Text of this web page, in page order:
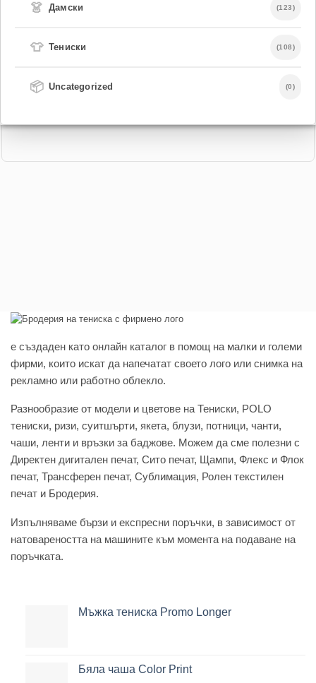
👗 Дамски (123)
👕 Тениски (108)
📦 Uncategorized (0)
e създаден като онлайн каталог в помощ на малки и големи
фирми, които искат да напечатат своето лого или снимка на
рекламно или работно облекло.
Разнообразие от модели и цветове на Тениски, POLO
тениски, ризи, суитшърти, якета, блузи, потници, чанти,
чаши, ленти и връзки за баджове. Можем да сме полезни с
Директен дигитален печат, Сито печат, Щампи, Флекс и Флок
печат, Трансферен печат, Сублимация, Ролен текстилен
печат и Бродерия.
Изпълняваме бързи и експресни поръчки, в зависимост от
натовареността на машините към момента на подаване на
поръчката.
Мъжка тениска Promo Longer
Бяла чаша Color Print